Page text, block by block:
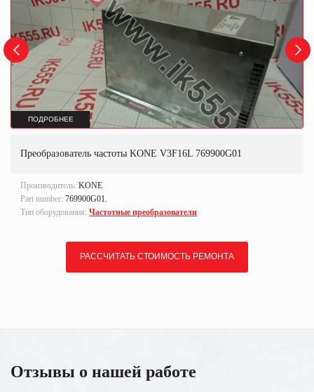
ПОДРОБНЕЕ
Преобразователь частоты KONE V3F16L 769900G01
Производитель: KONE
Part number: 769900G01.
Тип оборудования: Частотные преобразователи
РАССЧИТАТЬ СТОИМОСТЬ РЕМОНТА
Отзывы о нашей работе